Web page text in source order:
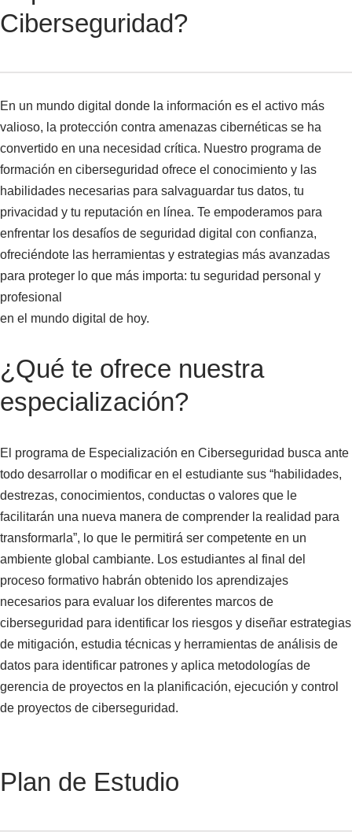
Ciberseguridad?
En un mundo digital donde la información es el activo más
valioso, la protección contra amenazas cibernéticas se ha
convertido en una necesidad crítica. Nuestro programa de
formación en ciberseguridad ofrece el conocimiento y las
habilidades necesarias para salvaguardar tus datos, tu
privacidad y tu reputación en línea. Te empoderamos para
enfrentar los desafíos de seguridad digital con confianza,
ofreciéndote las herramientas y estrategias más avanzadas
para proteger lo que más importa: tu seguridad personal y
profesional
en el mundo digital de hoy.
¿Qué te ofrece nuestra
especialización?
El programa de Especialización en Ciberseguridad busca ante
todo desarrollar o modificar en el estudiante sus “habilidades,
destrezas, conocimientos, conductas o valores que le
facilitarán una nueva manera de comprender la realidad para
transformarla”, lo que le permitirá ser competente en un
ambiente global cambiante. Los estudiantes al final del
proceso formativo habrán obtenido los aprendizajes
necesarios para evaluar los diferentes marcos de
ciberseguridad para identificar los riesgos y diseñar estrategias
de mitigación, estudia técnicas y herramientas de análisis de
datos para identificar patrones y aplica metodologías de
gerencia de proyectos en la planificación, ejecución y control
de proyectos de ciberseguridad.
Plan de Estudio